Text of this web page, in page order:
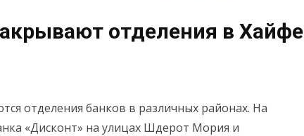
отделения в Хайфе
отделения банков в различных районах. На
«Дисконт» на улицах Шдерот Мория и